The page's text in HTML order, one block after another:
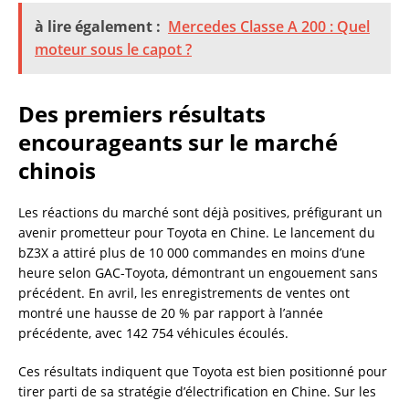
à lire également : Mercedes Classe A 200 : Quel
moteur sous le capot ?
Des premiers résultats
encourageants sur le marché
chinois
Les réactions du marché sont déjà positives, préfigurant un
avenir prometteur pour Toyota en Chine. Le lancement du
bZ3X a attiré plus de 10 000 commandes en moins d’une
heure selon GAC-Toyota, démontrant un engouement sans
précédent. En avril, les enregistrements de ventes ont
montré une hausse de 20 % par rapport à l’année
précédente, avec 142 754 véhicules écoulés.
Ces résultats indiquent que Toyota est bien positionné pour
tirer parti de sa stratégie d’électrification en Chine. Sur les